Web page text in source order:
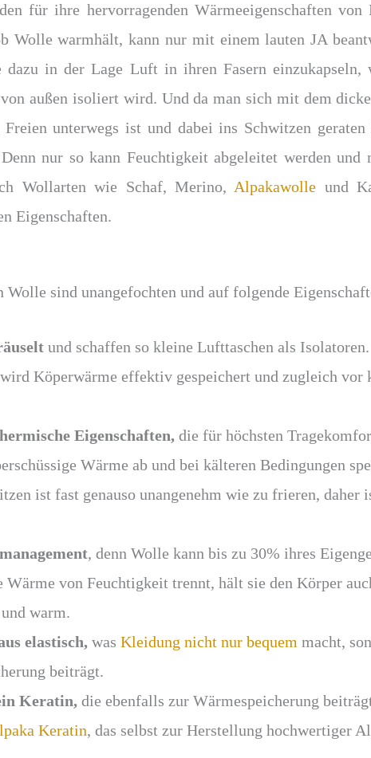
für ihre hervorragenden Wärmeeigenschaften von
Wolle warmhält, kann nur mit einem lauten JA
in der Lage Luft in ihren Fasern einzukapseln,
außen isoliert wird. Und da man sich mit dem
unterwegs ist und dabei ins Schwitzen
nur so kann Feuchtigkeit abgeleitet werden
Wollarten wie Schaf, Merino, Alpakawolle und
Eigenschaften.
Wolle sind unangefochten und auf folgende
und schaffen so kleine Lufttaschen als
Köperwärme effektiv gespeichert und zugleich vor
Eigenschaften,die für höchsten
Wärme ab und bei kälteren Bedingungen
ist fast genauso unangenehm wie zu frieren, daher
, denn Wolle kann bis zu 30% ihres
Wärme von Feuchtigkeit trennt, hält sie den Körper
warm.
elastisch,wasKleidung nicht nur bequem macht,
beiträgt.
Keratin,die ebenfalls zur Wärmespeicherung
Keratin, das selbst zur Herstellung hochwertiger